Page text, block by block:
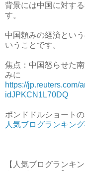
背景には中国に対す
す。
中国頼みの経済とい
いうことです。
焦点：中国怒らせた
みに
https://jp.reuters.com/
idJPKCN1L70DQ
ポンドドルショートの
人気ブログランキン
【人気ブログランキ